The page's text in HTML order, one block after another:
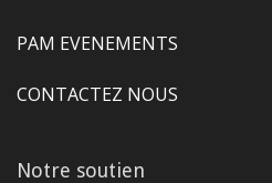
PAM EVENEMENTS
CONTACTEZ NOUS
Notre soutien